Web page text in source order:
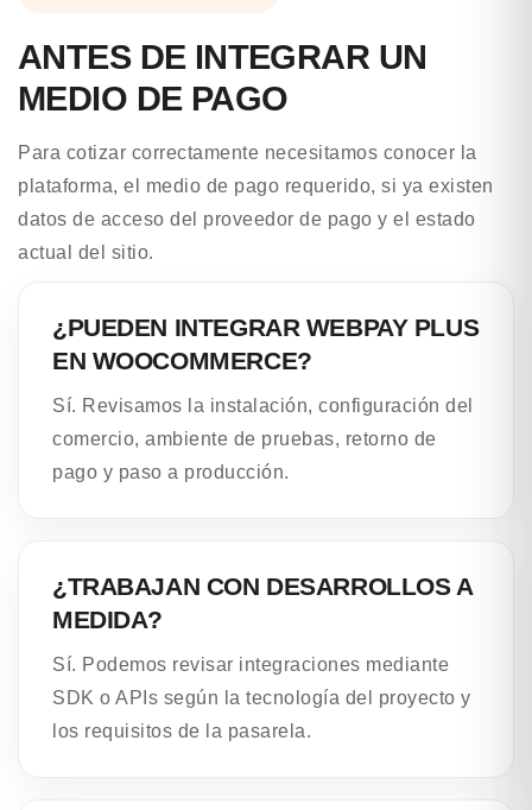
ANTES DE INTEGRAR UN
MEDIO DE PAGO
Para cotizar correctamente necesitamos conocer la
plataforma, el medio de pago requerido, si ya existen
datos de acceso del proveedor de pago y el estado
actual del sitio.
¿PUEDEN INTEGRAR WEBPAY PLUS
EN WOOCOMMERCE?
Sí. Revisamos la instalación, configuración del
comercio, ambiente de pruebas, retorno de
pago y paso a producción.
¿TRABAJAN CON DESARROLLOS A
MEDIDA?
Sí. Podemos revisar integraciones mediante
SDK o APIs según la tecnología del proyecto y
los requisitos de la pasarela.